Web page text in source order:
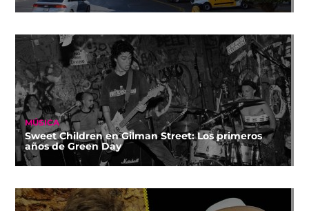
MÚSICA
Sweet Children en Gilman Street: Los primeros
años de Green Day